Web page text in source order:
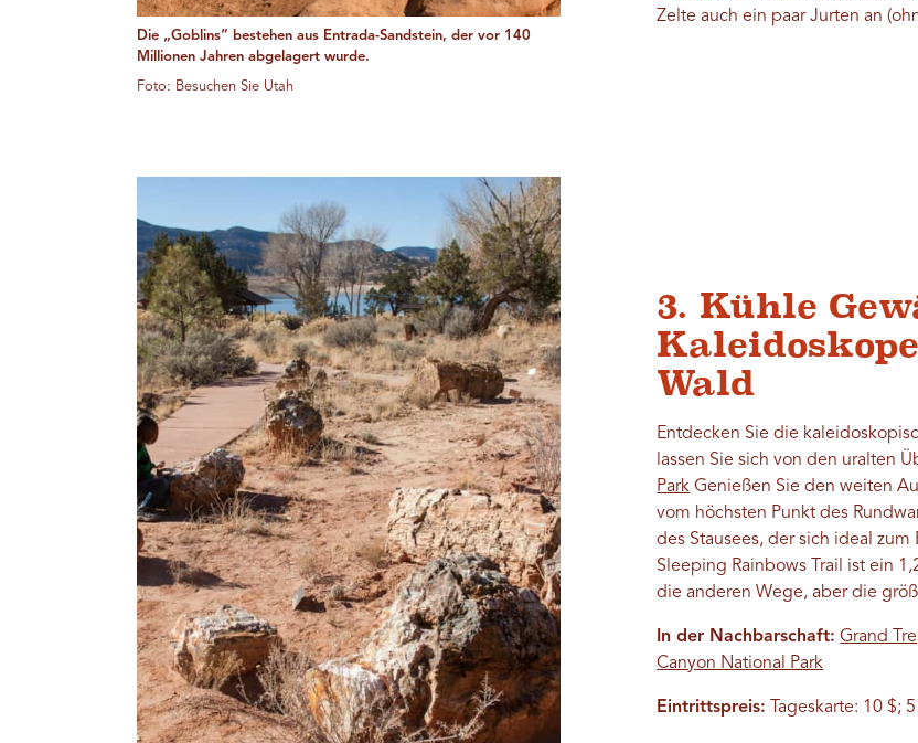
Die „Goblins“ bestehen aus Entrada-Sandstein, der vor 140
Millionen Jahren abgelagert wurde.
Foto: Besuchen Sie Utah
Zelte auch ein paar Jurten an
3. Kühle
Wald
Entdecken Sie die
lassen Sie sich von den uralten
Park Genießen Sie den weiten
vom höchsten Punkt des
des Stausees, der sich ideal
Sleeping Rainbows Trail ist ein
die anderen Wege, aber die
In der Nachbarschaft: Grand
Canyon National Park
Eintrittspreis: Tageskarte: 10 $;